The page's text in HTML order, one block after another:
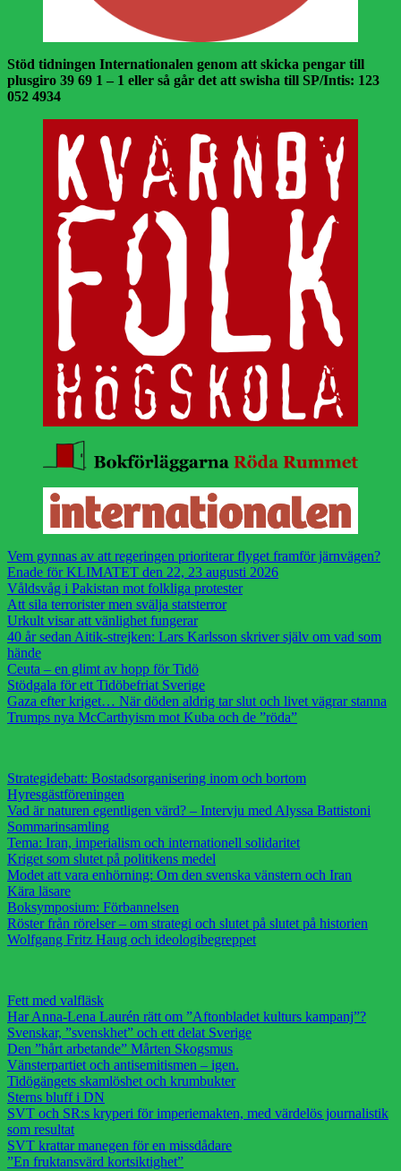
Stöd tidningen Internationalen genom att skicka pengar till
plusgiro 39 69 1 – 1 eller så går det att swisha till SP/Intis: 123
052 4934
Vem gynnas av att regeringen prioriterar flyget framför järnvägen?
Enade för KLIMATET den 22, 23 augusti 2026
Våldsvåg i Pakistan mot folkliga protester
Att sila terrorister men svälja statsterror
Urkult visar att vänlighet fungerar
40 år sedan Aitik-strejken: Lars Karlsson skriver själv om vad som
hände
Ceuta – en glimt av hopp för Tidö
Stödgala för ett Tidöbefriat Sverige
Gaza efter kriget… När döden aldrig tar slut och livet vägrar stanna
Trumps nya McCarthyism mot Kuba och de ”röda”
Strategidebatt: Bostadsorganisering inom och bortom
Hyresgästföreningen
Vad är naturen egentligen värd? – Intervju med Alyssa Battistoni
Sommarinsamling
Tema: Iran, imperialism och internationell solidaritet
Kriget som slutet på politikens medel
Modet att vara enhörning: Om den svenska vänstern och Iran
Kära läsare
Boksymposium: Förbannelsen
Röster från rörelser – om strategi och slutet på slutet på historien
Wolfgang Fritz Haug och ideologibegreppet
Fett med valfläsk
Har Anna-Lena Laurén rätt om ”Aftonbladet kulturs kampanj”?
Svenskar, ”svenskhet” och ett delat Sverige
Den ”hårt arbetande” Mårten Skogsmus
Vänsterpartiet och antisemitismen – igen.
Tidögängets skamlöshet och krumbukter
Sterns bluff i DN
SVT och SR:s kryperi för imperiemakten, med värdelös journalistik
som resultat
SVT krattar manegen för en missdådare
”En fruktansvärd kortsiktighet”